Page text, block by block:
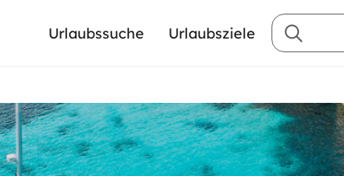
Urlaubssuche Urlaubsziele